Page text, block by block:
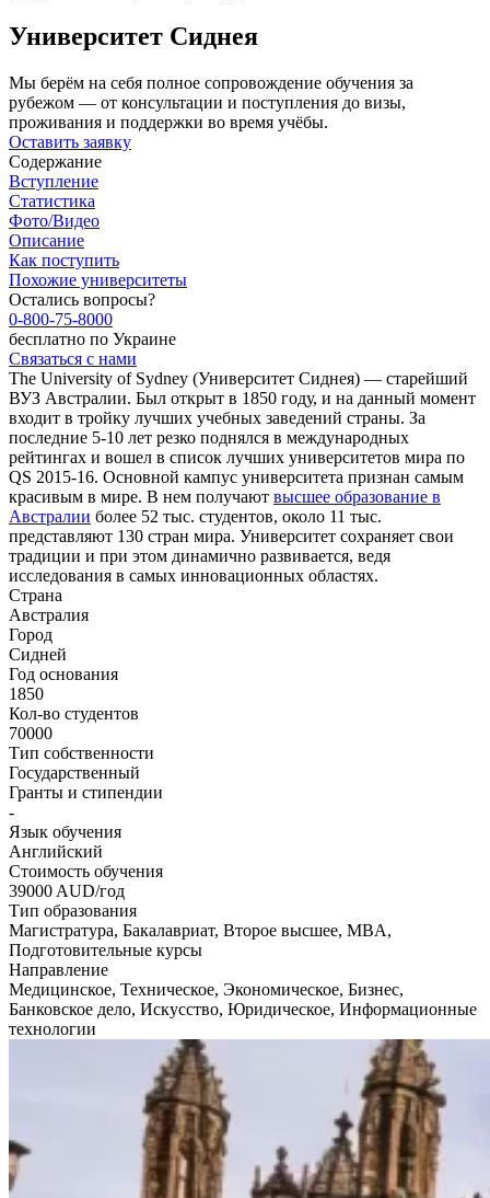
Университет Сиднея
Мы берём на себя полное сопровождение обучения за
рубежом — от консультации и поступления до визы,
проживания и поддержки во время учёбы.
Оставить заявку
Содержание
Вступление
Статистика
Фото/Видео
Описание
Как поступить
Похожие университеты
Остались вопросы?
0-800-75-8000
бесплатно по Украине
Связаться с нами
The University of Sydney (Университет Сиднея) — старейший
ВУЗ Австралии. Был открыт в 1850 году, и на данный момент
входит в тройку лучших учебных заведений страны. За
последние 5-10 лет резко поднялся в международных
рейтингах и вошел в список лучших университетов мира по
QS 2015-16. Основной кампус университета признан самым
красивым в мире. В нем получают высшее образование в
Австралии более 52 тыс. студентов, около 11 тыс.
представляют 130 стран мира. Университет сохраняет свои
традиции и при этом динамично развивается, ведя
исследования в самых инновационных областях.
Страна
Австралия
Город
Сидней
Год основания
1850
Кол-во студентов
70000
Тип собственности
Государственный
Гранты и стипендии
-
Язык обучения
Английский
Стоимость обучения
39000 AUD/год
Тип образования
Магистратура, Бакалавриат, Второе высшее, MBA,
Подготовительные курсы
Направление
Медицинское, Техническое, Экономическое, Бизнес,
Банковское дело, Искусство, Юридическое, Информационные
технологии